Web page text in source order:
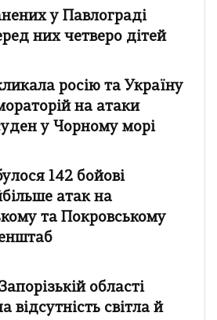
у Павлограді
них четверо дітей
росію та Україну
на атаки
у Чорному морі
142 бойові
атак на
та Покровському
області
відсутність світла й